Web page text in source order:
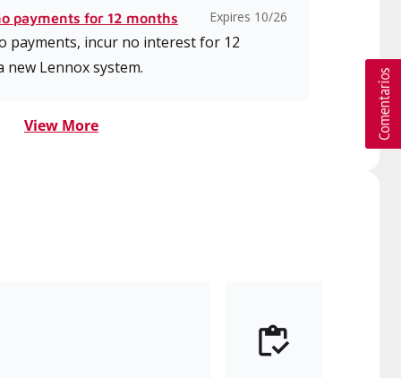
payments for 12 months Expires 10/26
payments, incur no interest for 12
Lennox system.
View More